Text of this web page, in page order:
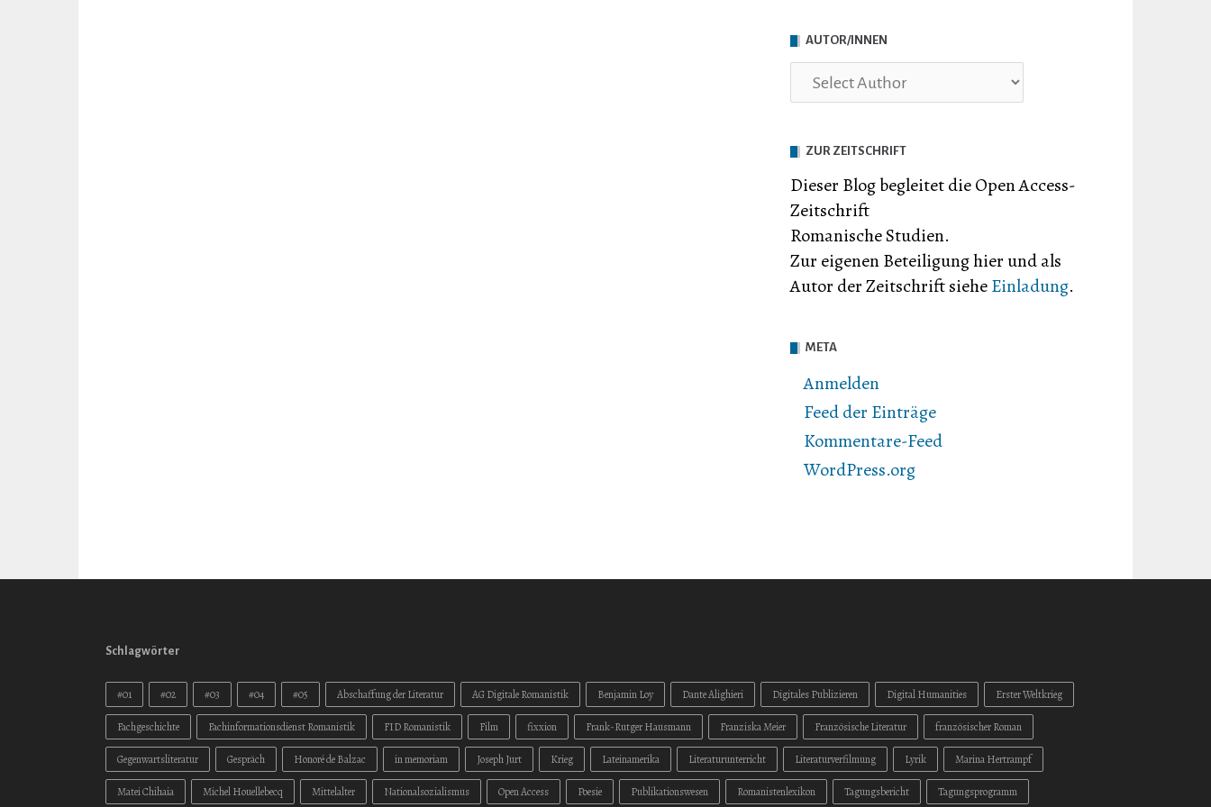
AUTOR/INNEN
ZUR ZEITSCHRIFT
Dieser Blog begleitet die Open Access-
Zeitschrift
Romanische Studien.
Zur eigenen Beteiligung hier und als
Autor der Zeitschrift sieheEinladung.
META
Anmelden
Feed der Einträge
Kommentare-Feed
WordPress.org
Schlagwörter
#01 #02 #03 #04 #05 Abschaffung der Literatur AG Digitale Romanistik Benjamin Loy Dante Alighieri Digitales Publizieren Digital Humanities Erster Weltkrieg
Fachgeschichte Fachinformationsdienst Romanistik FID Romanistik Film fixxion Frank-Rutger Hausmann Franziska Meier Französische Literatur französischer Roman
Gegenwartsliteratur Gespräch Honoré de Balzac in memoriam Joseph Jurt Krieg Lateinamerika Literaturunterricht Literaturverfilmung Lyrik Marina Hertrampf
Matei Chihaia Michel Houellebecq Mittelalter Nationalsozialismus Open Access Poesie Publikationswesen Romanistenlexikon Tagungsbericht Tagungsprogramm